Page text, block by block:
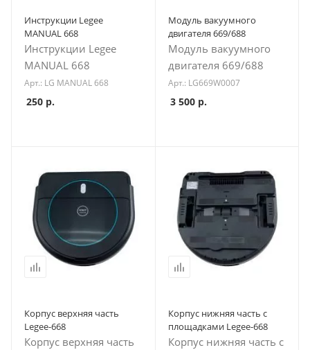
Инструкции Legee
MANUAL 668
Инструкции Legee
MANUAL 668
Арт.: LG MANUAL 668
250 р.
Модуль вакуумного
двигателя 669/688
Модуль вакуумного
двигателя 669/688
Арт.: LG669W0007
3 500р.
Корпус верхняя часть
Legee-668
Корпус верхняя часть
Корпус нижняя часть c
площадками Legee-668
Корпус нижняя часть c